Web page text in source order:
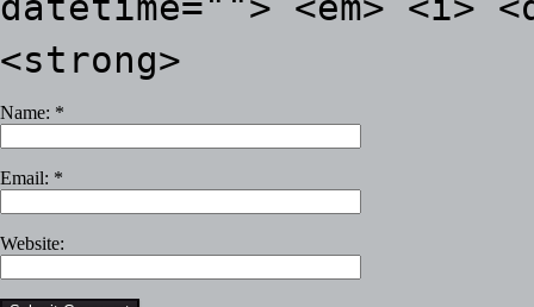
<strong>
Name: *
Email: *
Website: